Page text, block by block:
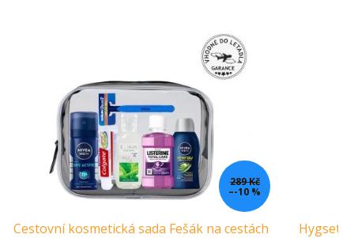
289 Kč
–-10 %
Cestovní kosmetická sada Fešák na cestách Hygset